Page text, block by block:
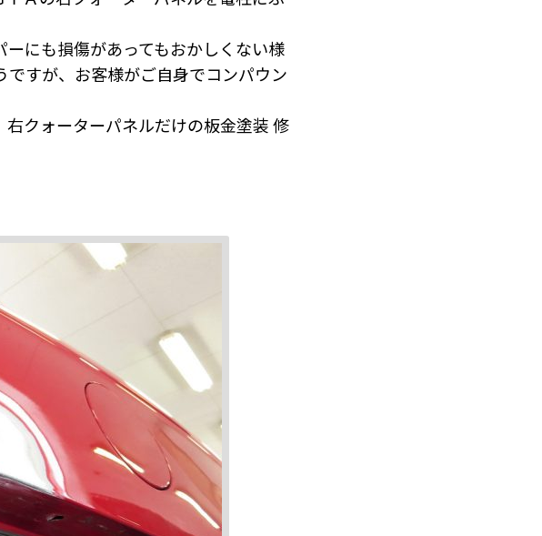
にも損傷があってもおかしくない様
すが、お客様がご自身でコンパウン
クォーターパネルだけの板金塗装 修